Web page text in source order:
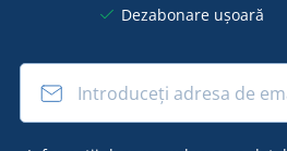
Dezabonare ușoară